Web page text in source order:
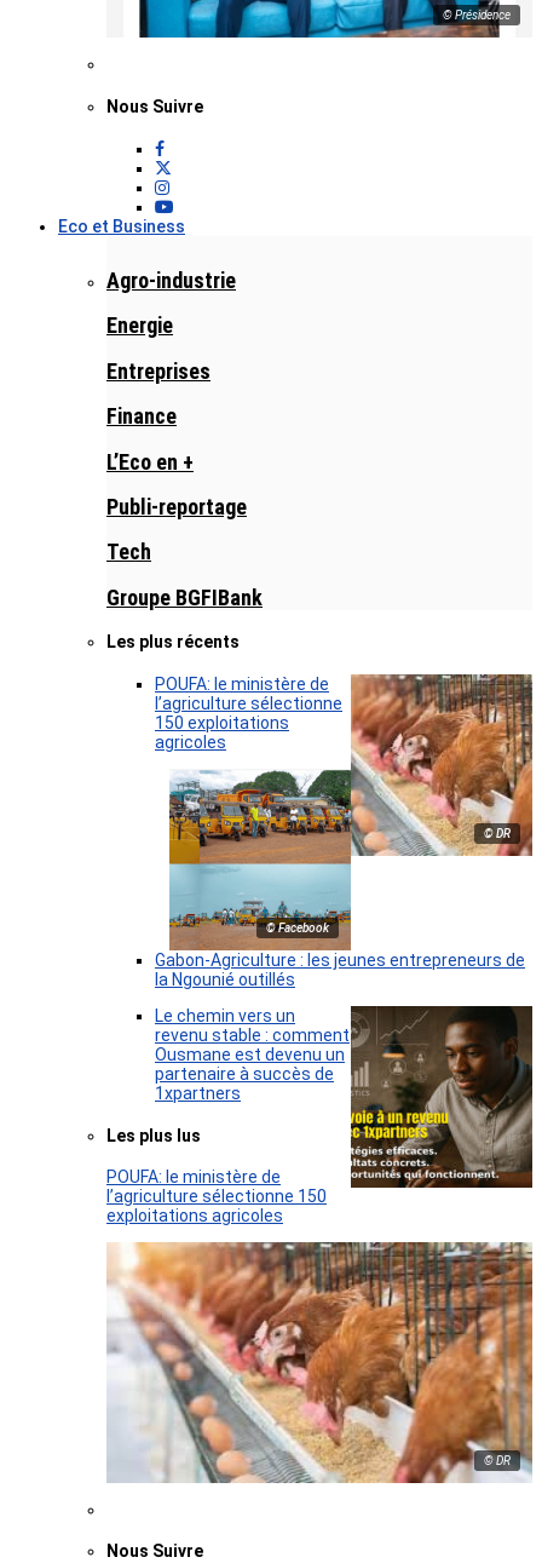
© Présidence
Nous Suivre
Eco et Business
Agro-industrie
Energie
Entreprises
Finance
L’Eco en +
Publi-reportage
Tech
Groupe BGFIBank
Les plus récents
© DR
POUFA: le ministère de
l’agriculture sélectionne
150 exploitations
agricoles
© Facebook
Gabon-Agriculture : les jeunes entrepreneurs de
la Ngounié outillés
Le chemin vers un
revenu stable : comment
Ousmane est devenu un
partenaire à succès de
1xpartners
Les plus lus
POUFA: le ministère de
l’agriculture sélectionne 150
exploitations agricoles
© DR
Nous Suivre